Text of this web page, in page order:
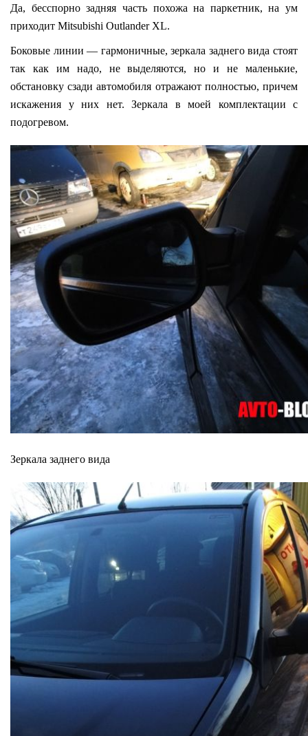
Да, бесспорно задняя часть похожа на паркетник, на ум
приходит Mitsubishi Outlander XL.
Боковые линии — гармоничные, зеркала заднего вида стоят
так как им надо, не выделяются, но и не маленькие,
обстановку сзади автомобиля отражают полностью, причем
искажения у них нет. Зеркала в моей комплектации с
подогревом.
Зеркала заднего вида